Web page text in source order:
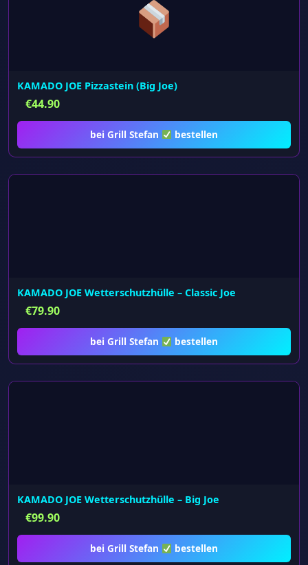
KAMADO JOE Pizzastein (Big Joe)
€44.90
bei Grill Stefan bestellen
KAMADO JOE Wetterschutzhülle – Classic Joe
€79.90
bei Grill Stefan bestellen
KAMADO JOE Wetterschutzhülle – Big Joe
€99.90
bei Grill Stefan bestellen